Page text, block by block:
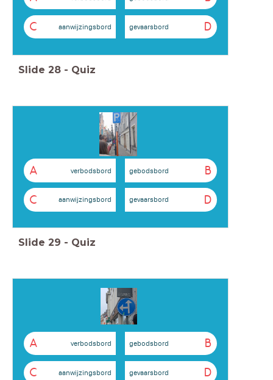
C aanwijzingsbord D
gevaarsbord
Slide 28 - Quiz
A verbodsbord B
gebodsbord
C aanwijzingsbord D
gevaarsbord
Slide 29 - Quiz
A verbodsbord B
gebodsbord
C aanwijzingsbord D
gevaarsbord